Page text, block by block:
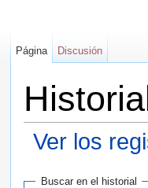
Ver los
Buscar en el historial
Página Discusión